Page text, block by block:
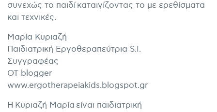
συνεχώς το παιδί καταιγίζοντας το με ερεθίσματα
και τεχνικές.
Μαρία Κυριαζή
Παιδιατρική Εργοθεραπεύτρια S.I.
Συγγραφέας
OT blogger
www.ergotherapeiakids.blogspot.gr
Η Κυριαζή Μαρία είναι παιδιατρική